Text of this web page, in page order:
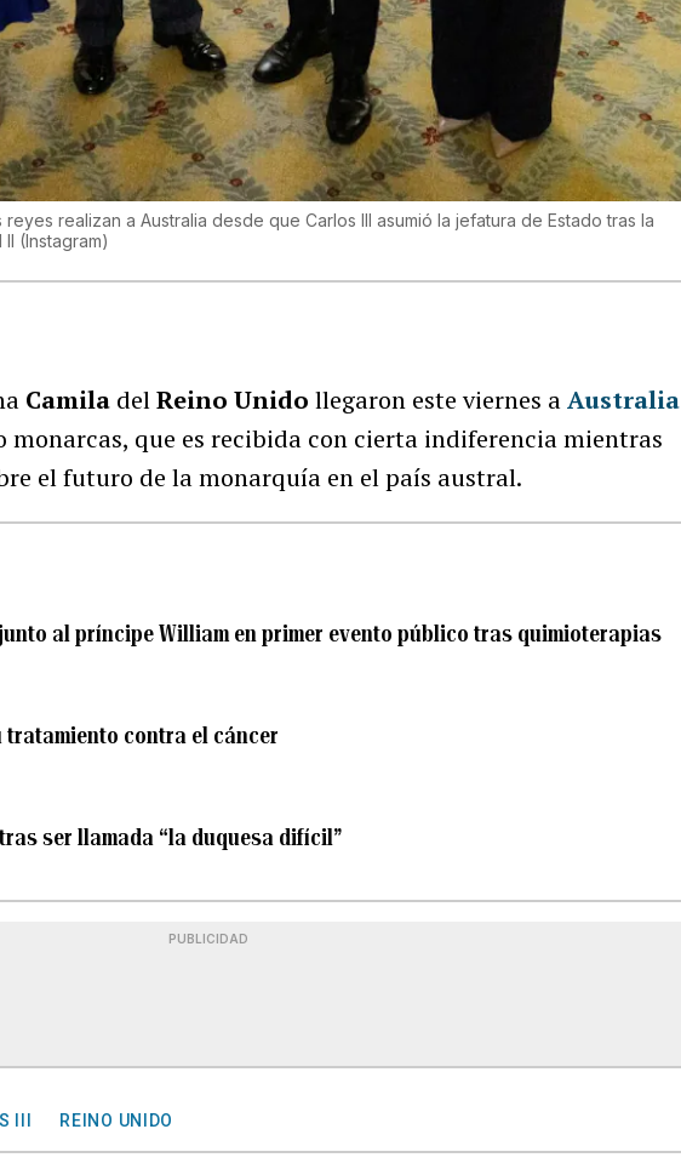
realizan a Australia desde que Carlos III asumió la jefatura de Estado tras la
II (Instagram)
Camila delReino Unido llegaron este viernes aAustralia
monarcas, que es recibida con cierta indiferencia mientras
el futuro de la monarquía en el país austral.
al príncipe William en primer evento público tras quimioterapias
tratamiento contra el cáncer
ser llamada “la duquesa difícil”
PUBLICIDAD
III REINO UNIDO